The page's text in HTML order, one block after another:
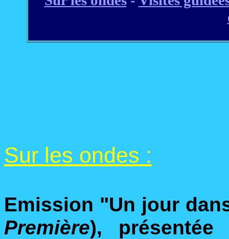
Sur les ondes :
Emission "Un jour
Première), présentée